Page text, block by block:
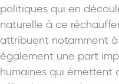
politiques qui en
naturelle à ce
attribuent notamment à
également une part
humaines qui émettent